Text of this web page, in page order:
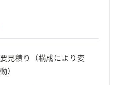
要見積り（構成により変
動）